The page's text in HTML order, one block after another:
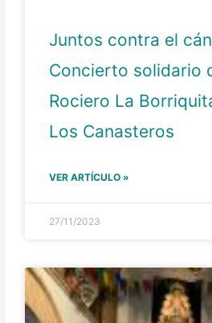
Juntos contra el
Concierto solidario
Rociero La
Los Canasteros
VER ARTÍCULO »
27/11/2023